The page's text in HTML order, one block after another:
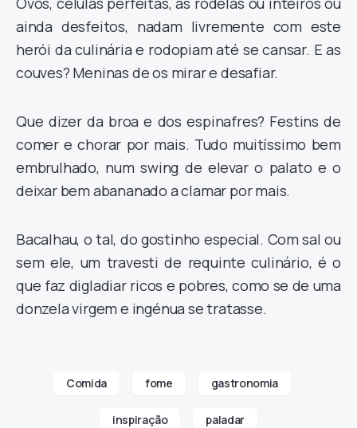
ainda desfeitos, nadam livremente com este
herói da culinária e rodopiam até se cansar. E as
couves? Meninas de os mirar e desafiar.
Que dizer da broa e dos espinafres? Festins de
comer e chorar por mais. Tudo muitíssimo bem
embrulhado, num swing de elevar o palato e o
deixar bem abananado a clamar por mais.
Bacalhau, o tal, do gostinho especial. Com sal ou
sem ele, um travesti de requinte culinário, é o
que faz digladiar ricos e pobres, como se de uma
donzela virgem e ingénua se tratasse.
Comida fome gastronomia
inspiração paladar